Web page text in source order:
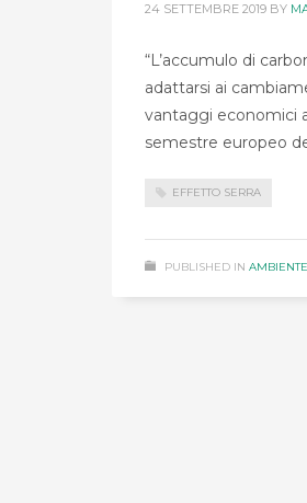
24 SETTEMBRE 2019 BY
“L’accumulo di
adattarsi ai
vantaggi economici
semestre europeo
EFFETTO SERRA
PUBLISHED IN AMBIENTE